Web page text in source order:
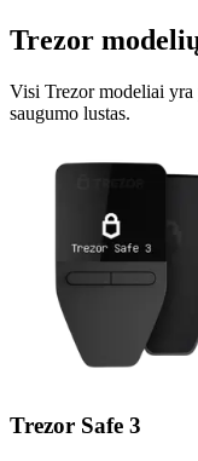
Trezor
Visi Trezor modeliai
saugumo lustas.
Trezor Safe 3